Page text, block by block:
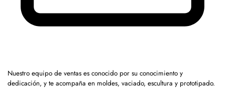
Nuestro equipo de ventas es conocido por su conocimiento y
dedicación, y te acompaña en moldes, vaciado, escultura y prototipado.